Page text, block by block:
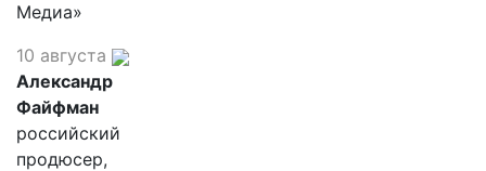
Медиа»
10 августа
Александр
Файфман
российский
продюсер,